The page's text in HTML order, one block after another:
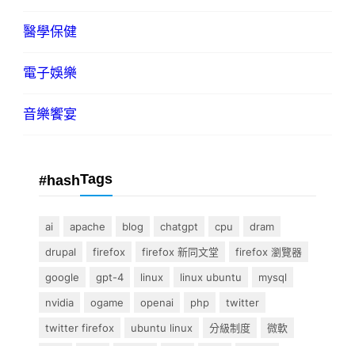
醫學保健
電子娛樂
音樂饗宴
#hashTags
ai apache blog chatgpt cpu
dram
drupal
firefox firefox 新同文堂
firefox 瀏覽器
google
gpt-4 linux linux ubuntu
mysql
nvidia
ogame openai php
twitter
twitter firefox
ubuntu linux 分級制度
微軟